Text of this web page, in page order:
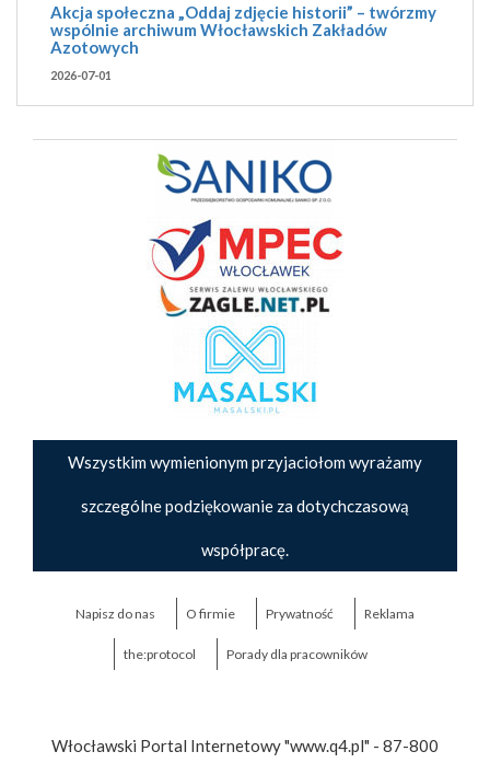
Akcja społeczna „Oddaj zdjęcie historii” – twórzmy
wspólnie archiwum Włocławskich Zakładów
Azotowych
2026-07-01
Wszystkim wymienionym przyjaciołom wyrażamy
szczególne podziękowanie za dotychczasową
współpracę.
Napisz do nas O firmie Prywatność Reklama
the:protocol Porady dla pracowników
Włocławski Portal Internetowy "www.q4.pl" - 87-800